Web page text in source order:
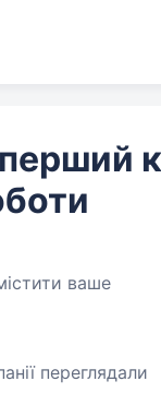
ваше
переглядали